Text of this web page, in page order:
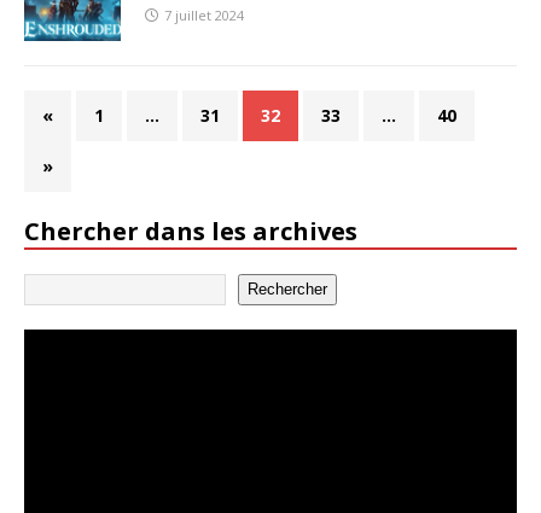
7 juillet 2024
« 1 … 31 32 33 … 40
»
Chercher dans les archives
Rechercher